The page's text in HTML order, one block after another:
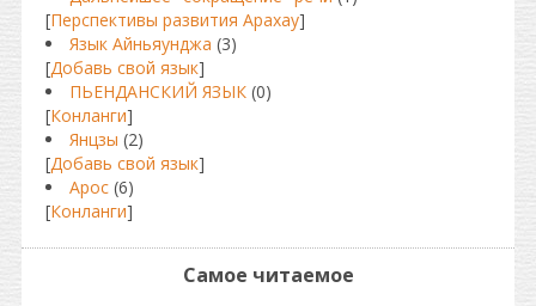
[Перспективы развития Арахау]
Язык Айньяунджа (3)
[Добавь свой язык]
ПЬЕНДАНСКИЙ ЯЗЫК (0)
[Конланги]
Янцзы (2)
[Добавь свой язык]
Арос (6)
[Конланги]
Самое читаемое